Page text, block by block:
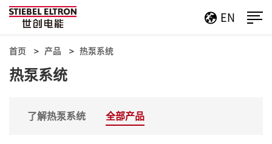
EN
首页 产品 热泵系统
热泵系统
了解热泵系统 全部产品